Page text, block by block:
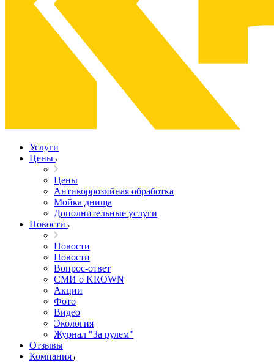
Услуги
Цены
Цены
Антикоррозийная обработка
Мойка днища
Дополнительные услуги
Новости
Новости
Новости
Вопрос-ответ
СМИ о KROWN
Акции
Фото
Видео
Экология
Журнал "За рулем"
Отзывы
Компания